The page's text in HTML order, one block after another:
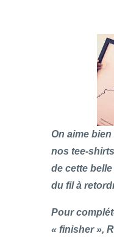
On aime
nos tee-
de cette
du fil à
Pour
« finisher »,